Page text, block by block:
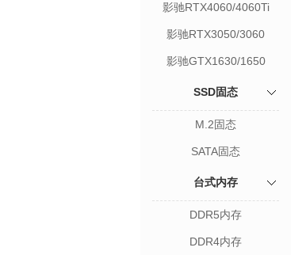
影驰RTX4060/4060Ti
影驰RTX3050/3060
影驰GTX1630/1650
SSD固态
M.2固态
SATA固态
台式内存
DDR5内存
DDR4内存